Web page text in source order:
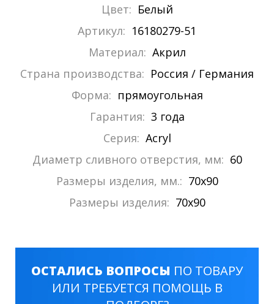
Цвет: Белый
Артикул: 16180279-51
Материал: Акрил
Страна производства: Россия / Германия
Форма: прямоугольная
Гарантия: 3 года
Серия: Acryl
Диаметр сливного отверстия, мм: 60
Размеры изделия, мм.: 70x90
Размеры изделия: 70x90
ОСТАЛИСЬ ВОПРОСЫ ПО ТОВАРУ
ИЛИ ТРЕБУЕТСЯ ПОМОЩЬ В